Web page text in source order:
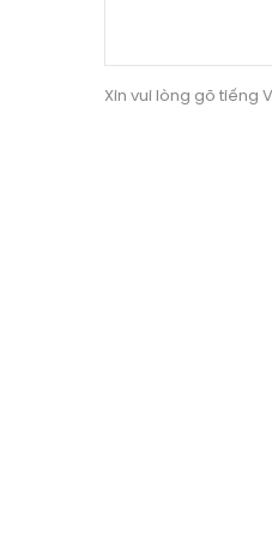
Xin vui lòng gõ tiếng